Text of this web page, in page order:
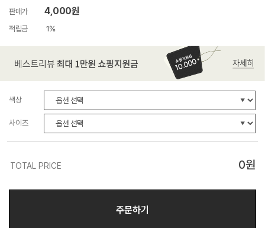
판매가 4,000원
적립금 1%
색상
사이즈
TOTAL PRICE 0원
주문하기